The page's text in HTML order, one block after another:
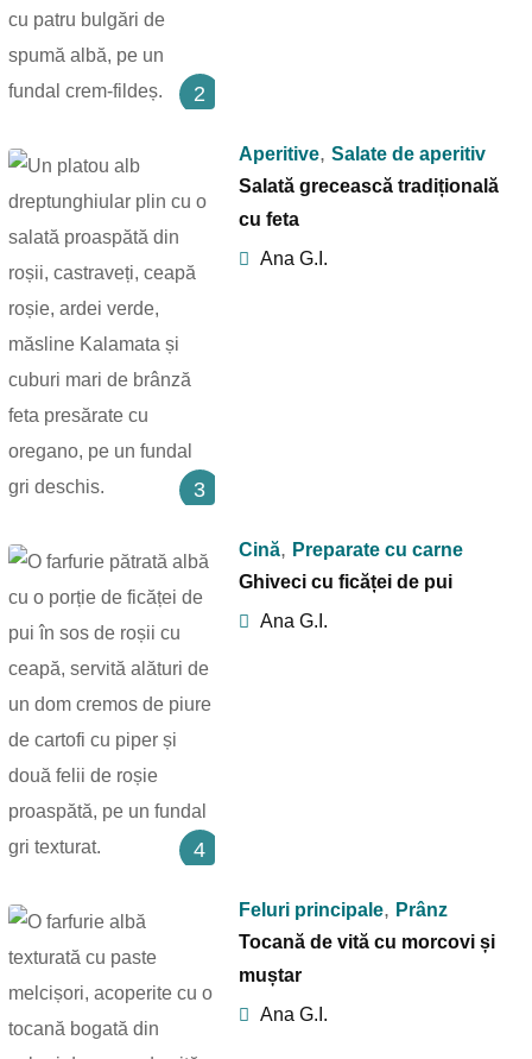
2
3
Aperitive, Salate de aperitiv
Salată grecească tradițională
cu feta
Ana G.I.
4
Cină, Preparate cu carne
Ghiveci cu ficăței de pui
Ana G.I.
Feluri principale, Prânz
Tocană de vită cu morcovi și
muștar
Ana G.I.